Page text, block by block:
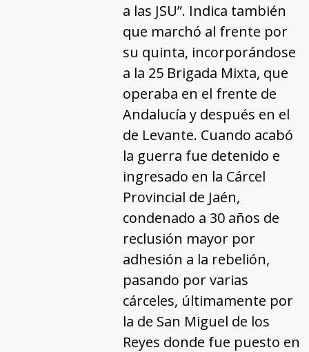
a las JSU”. Indica también
que marchó al frente por
su quinta, incorporándose
a la 25 Brigada Mixta, que
operaba en el frente de
Andalucía y después en el
de Levante. Cuando acabó
la guerra fue detenido e
ingresado en la Cárcel
Provincial de Jaén,
condenado a 30 años de
reclusión mayor por
adhesión a la rebelión,
pasando por varias
cárceles, últimamente por
la de San Miguel de los
Reyes donde fue puesto en